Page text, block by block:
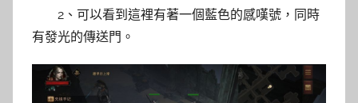
2、可以看到這裡有著一個藍色的感嘆號，同時
有發光的傳送門。